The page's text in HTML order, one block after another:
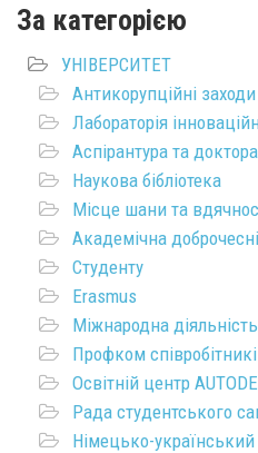
За категорією
УНІВЕРСИТЕТ
Антикорупційні заходи
Лабораторія
Аспірантура та
Наукова бібліотека
Місце шани та
Академічна
Студенту
Erasmus
Міжнародна діяльність
Профком
Освітній центр
Рада студентського
Німецько-